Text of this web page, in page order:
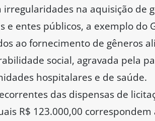
irregularidades na aquisição
e entes públicos, a exemplo do
ao fornecimento de gêneros
social, agravada pela
hospitalares e de saúde.
das dispensas de
R$ 123.000,00